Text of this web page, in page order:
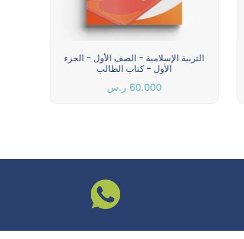
التربية الإسلامية - الصف الأول - الجزء
الأول - كتاب الطالب
60.000 ر.س